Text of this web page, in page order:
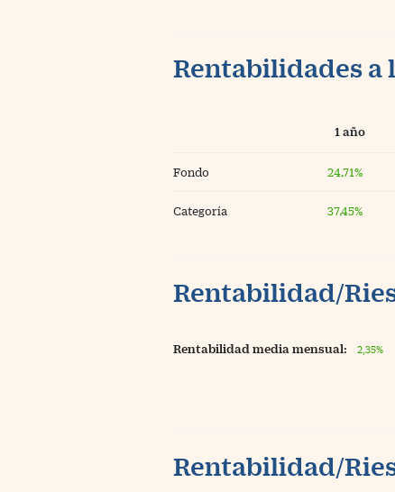
Rentabilidades a
1 año
Fondo 24,71%
Categoría 37,45%
Rentabilidad/
Rentabilidad media mensual: 2,35%
Rentabilidad/